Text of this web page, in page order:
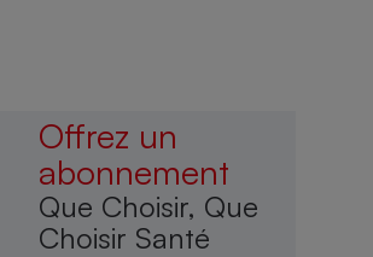
Offrez un
abonnement
Que Choisir, Que
Choisir Santé